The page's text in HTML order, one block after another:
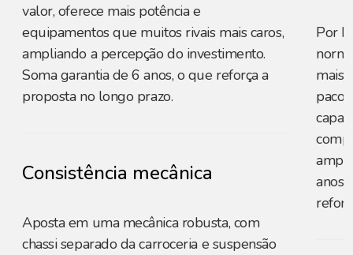
valor, oferece mais potência e
equipamentos que muitos rivais mais caros,
ampliando a percepção do investimento.
Soma garantia de 6 anos, o que reforça a
proposta no longo prazo.
Consistência mecânica
Aposta em uma mecânica robusta, com
chassi separado da carroceria e suspensão
Por
mais
anos